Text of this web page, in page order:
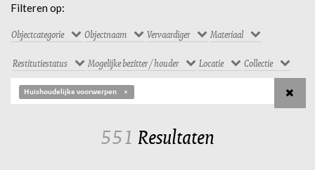
Filteren op:
Objectcategorie Objectnaam Vervaardiger Materiaal
Restitutiestatus Mogelijke bezitter / houder Locatie Collectie
Huishoudelijke voorwerpen
551 Resultaten